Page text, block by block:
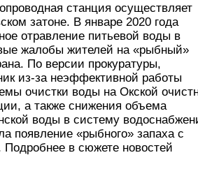
станция осуществляет
затоне. В январе 2020 года
отравление питьевой воды в
жалобы жителей на «рыбный»
По версии прокуратуры,
из-за неэффективной работы
очистки воды на Окской
а также снижения объема
воды в систему
появление «рыбного» запаха с
Подробнее в сюжете новостей